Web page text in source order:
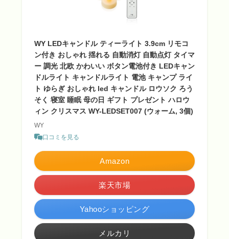
WY LEDキャンドル ティーライト 3.9cm リモコ
ン付き おしゃれ 揺れる 自動消灯 自動点灯 タイマ
ー 調光 北欧 かわいい ボタン電池付き LEDキャン
ドルライト キャンドルライト 電池 キャンプ ライ
ト ゆらぎ おしゃれ led キャンドル ロウソク ろう
そく 寝室 睡眠 母の日 ギフト プレゼント ハロウ
ィン クリスマス WY-LEDSET007 (ウォーム, 3個)
WY
口コミを見る
Amazon
楽天市場
Yahooショッピング
メルカリ